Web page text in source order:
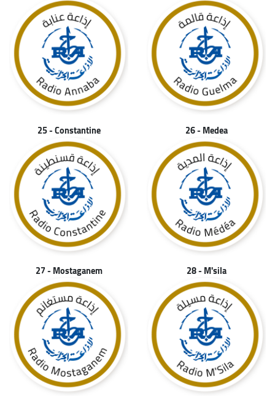
25 - Constantine 26 - Medea
27 - Mostaganem 28 - M'sila